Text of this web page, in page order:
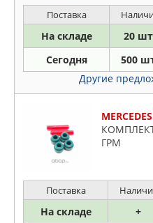
Поставка
На складе 20
Сегодня 500
Другие
ГРМ
Поставка
На складе +